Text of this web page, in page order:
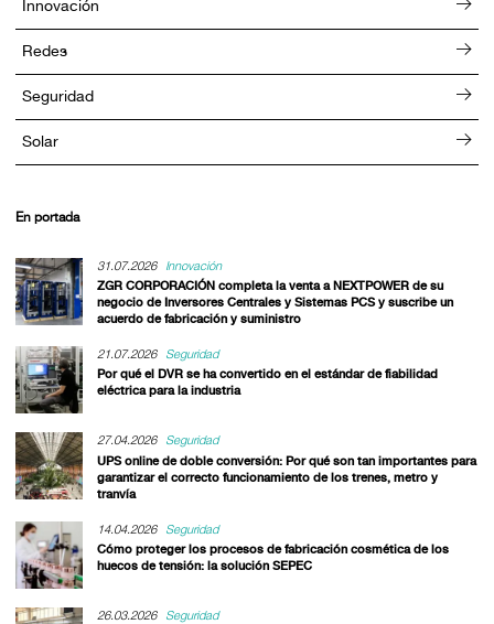
Innovación
Redes
Seguridad
Solar
En portada
31.07.2026
Innovación
ZGR CORPORACIÓN completa la venta a NEXTPOWER de su
negocio de Inversores Centrales y Sistemas PCS y suscribe un
acuerdo de fabricación y suministro
21.07.2026
Seguridad
Por qué el DVR se ha convertido en el estándar de fiabilidad
eléctrica para la industria
27.04.2026
Seguridad
UPS online de doble conversión: Por qué son tan importantes para
garantizar el correcto funcionamiento de los trenes, metro y
tranvía
14.04.2026
Seguridad
Cómo proteger los procesos de fabricación cosmética de los
huecos de tensión: la solución SEPEC
26.03.2026
Seguridad